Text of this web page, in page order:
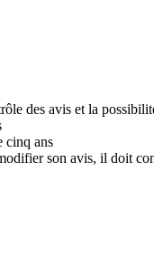
des avis et la
cinq ans
son avis, il doit